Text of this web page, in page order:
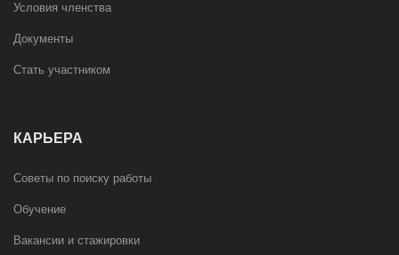
Условия членства
Документы
Стать участником
КАРЬЕРА
Советы по поиску работы
Обучение
Вакансии и стажировки